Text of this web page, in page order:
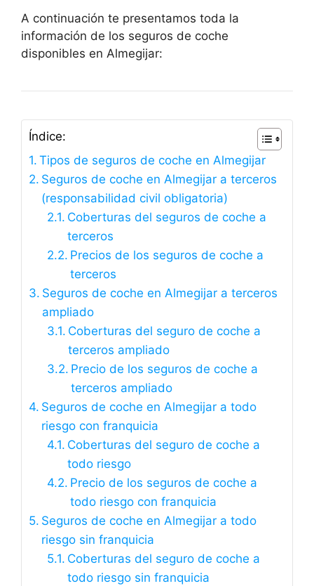
A continuación te presentamos toda la
información de los seguros de coche
disponibles en Almegijar:
Índice:
Tipos de seguros de coche en Almegijar
Seguros de coche en Almegijar a terceros
(responsabilidad civil obligatoria)
Coberturas del seguros de coche a
terceros
Precios de los seguros de coche a
terceros
Seguros de coche en Almegijar a terceros
ampliado
Coberturas del seguro de coche a
terceros ampliado
Precio de los seguros de coche a
terceros ampliado
Seguros de coche en Almegijar a todo
riesgo con franquicia
Coberturas del seguro de coche a
todo riesgo
Precio de los seguros de coche a
todo riesgo con franquicia
Seguros de coche en Almegijar a todo
riesgo sin franquicia
Coberturas del seguro de coche a
todo riesgo sin franquicia